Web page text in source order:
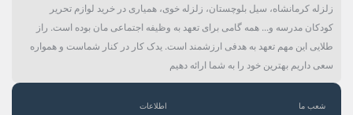
زلزله کرمانشاه، سیل بلوچستان، زلزله خوی، همیاری در خرید لوازم تحریر
کودکان مدرسه و... همه گامی برای تعهد به وظیفه اجتماعی مان بوده است. راز
طلایی این مهم تعهد به هدفی ارزشمند است. یدک کار در کنار شماست و همواره
سعی داریم بهترین خود را به شما ارائه دهیم
شعب ما اطلاعات